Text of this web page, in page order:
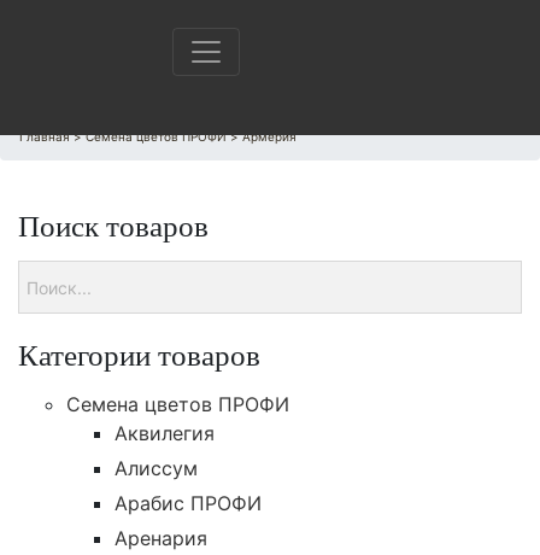
Главная>Cемена цветов ПРОФИ>Армерия
Поиск товаров
Категории товаров
Cемена цветов ПРОФИ
Аквилегия
Алиссум
Арабис ПРОФИ
Аренария